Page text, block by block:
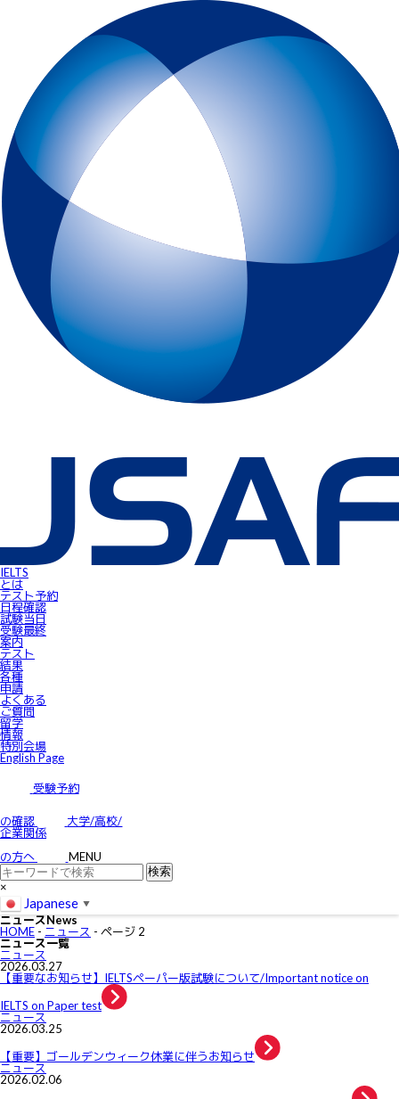
IELTS
とは
テスト予約
日程確認
試験当⽇
受験最終
案内
テスト
結果
各種
申請
よくある
ご質問
留学
情報
特別会場
English Page
受験予約
の確認
大学/高校/
企業関係
の方へ
MENU
×
Japanese ▼
ニュースNews
HOME - ニュース - ページ 2
ニュース一覧
ニュース
2026.03.27
【重要なお知らせ】IELTSペーパー版試験について/Important notice on
IELTS on Paper test
ニュース
2026.03.25
【重要】ゴールデンウィーク休業に伴うお知らせ
ニュース
2026.02.06
トップページ
IELTSとは
初めてIELTSを受験する方
テスト予約
一般会場申込みページ
特別会場申込みページ
IELTS チャイルド・プロテクション・ポリシー（18歳未満の受験者対象
スピーキングテスト日時リクエスト
受験最終案内
各種申請
IELTSコンピューター版
IELTS One Skill Retake
チュートリアル動画
IELTS練習問題（コンピューター版）
キーボードと機能について
IELTSペーパー版
IELTS 練習問題（ペーパー版）
高校生の皆様へ
JSAF-IELTS 団体受験（特別会場実施）およびIELTSセミナー
IELTS推進校
JSAF-IELTS Academic Partner
IELTSティーチャー・トレーニング・コース
英語担当教員向け IELTS受験料助成制度
IELTSで移住・就職（ジェネラル・トレーニング・モジュールについて
IELTSのクオリティーと公平性の確保について
無料IELTSオンラインコース
James⼩⾕のIELTS必勝攻略㊙講座
IELTS Masterclass Webinar
ワンポイント・アドバイス動画
JSAF-IELTS Academic Supervisor
IELTSサクセスストーリー
IELTSオンラインセミナー
Prepare for IELTS
Book Your Test
Apply for IELTS at Public Venue
Request for Speaking Test Date/Time
Final Information
FAQ
Access
Results
IELTS東梅田｜JSAF-IELTS公式テストセンター 大阪（JP112）
IELTS京都｜JSAF-IELTS公式テストセンター 京都（JP112）
学部留学
語学留学
サイトマップ
アクセス
特定商取引に関する法律に基づく表示
個人情報の取り扱いについて
IELTSの個⼈情報の取り扱いについて
免責事項
利用規約